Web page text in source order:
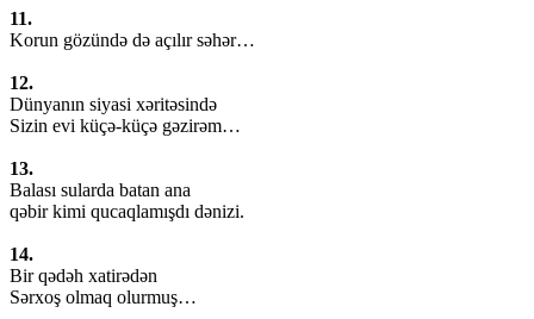
11.
Korun gözündə də açılır səhər…
12.
Dünyanın siyasi xəritəsində
Sizin evi küçə-küçə gəzirəm…
13.
Balası sularda batan ana
qəbir kimi qucaqlamışdı dənizi.
14.
Bir qədəh xatirədən
Sərxoş olmaq olurmuş…